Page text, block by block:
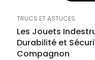
TRUCS ET ASTUCES
Les Jouets
Durabilité et
Compagnon